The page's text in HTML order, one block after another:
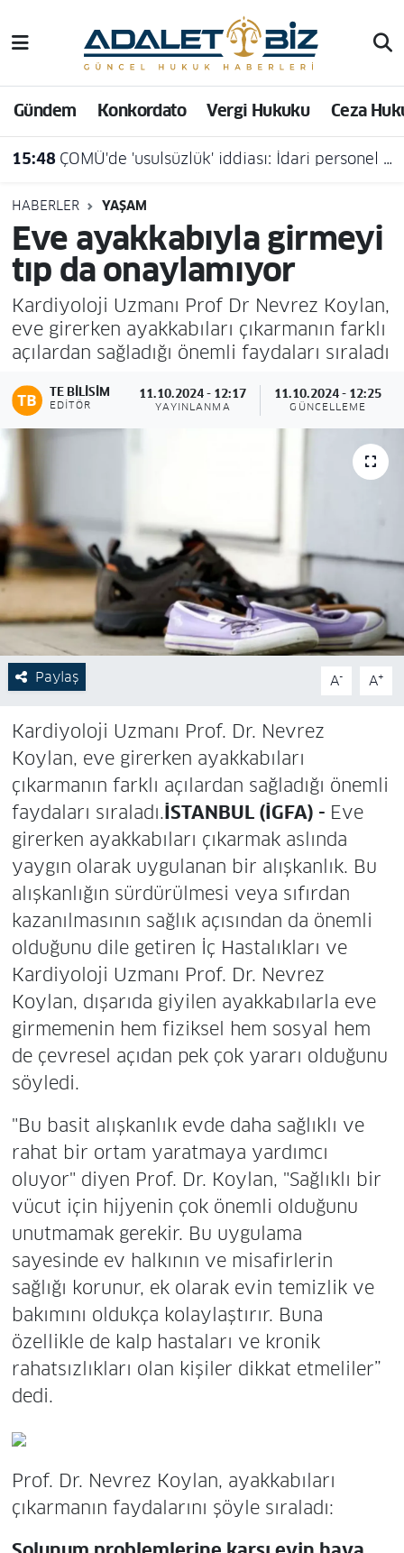
Gündem Konkordato Vergi Hukuku Ceza
15:48 ÇOMÜ'de 'usulsüzlük' iddiası: İdari personel açığa alındı
HABERLER YAŞAM
Eve ayakkabıyla girmeyi
tıp da onaylamıyor
Kardiyoloji Uzmanı Prof Dr Nevrez Koylan,
eve girerken ayakkabıları çıkarmanın farklı
açılardan sağladığı önemli faydaları sıraladı
TE BILISIM
EDITÖR
11.10.2024 - 12:17
YAYINLANMA
11.10.2024 - 12:25
GÜNCELLEME
Paylaş A- A+
Kardiyoloji Uzmanı Prof. Dr. Nevrez
Koylan, eve girerken ayakkabıları
çıkarmanın farklı açılardan sağladığı önemli
faydaları sıraladı.İSTANBUL (İGFA) - Eve
girerken ayakkabıları çıkarmak aslında
yaygın olarak uygulanan bir alışkanlık. Bu
alışkanlığın sürdürülmesi veya sıfırdan
kazanılmasının sağlık açısından da önemli
olduğunu dile getiren İç Hastalıkları ve
Kardiyoloji Uzmanı Prof. Dr. Nevrez
Koylan, dışarıda giyilen ayakkabılarla eve
girmemenin hem fiziksel hem sosyal hem
de çevresel açıdan pek çok yararı olduğunu
söyledi.
"Bu basit alışkanlık evde daha sağlıklı ve
rahat bir ortam yaratmaya yardımcı
oluyor" diyen Prof. Dr. Koylan, "Sağlıklı bir
vücut için hijyenin çok önemli olduğunu
unutmamak gerekir. Bu uygulama
sayesinde ev halkının ve misafirlerin
sağlığı korunur, ek olarak evin temizlik ve
bakımını oldukça kolaylaştırır. Buna
özellikle de kalp hastaları ve kronik
rahatsızlıkları olan kişiler dikkat etmeliler”
dedi.
Prof. Dr. Nevrez Koylan, ayakkabıları
çıkarmanın faydalarını şöyle sıraladı:
Hava Durumu
Trafik Durumu
Süper Lig Puan Durumu ve Fikstür
Tüm Manşetler
Son Dakika Haberleri
Haber Arşivi